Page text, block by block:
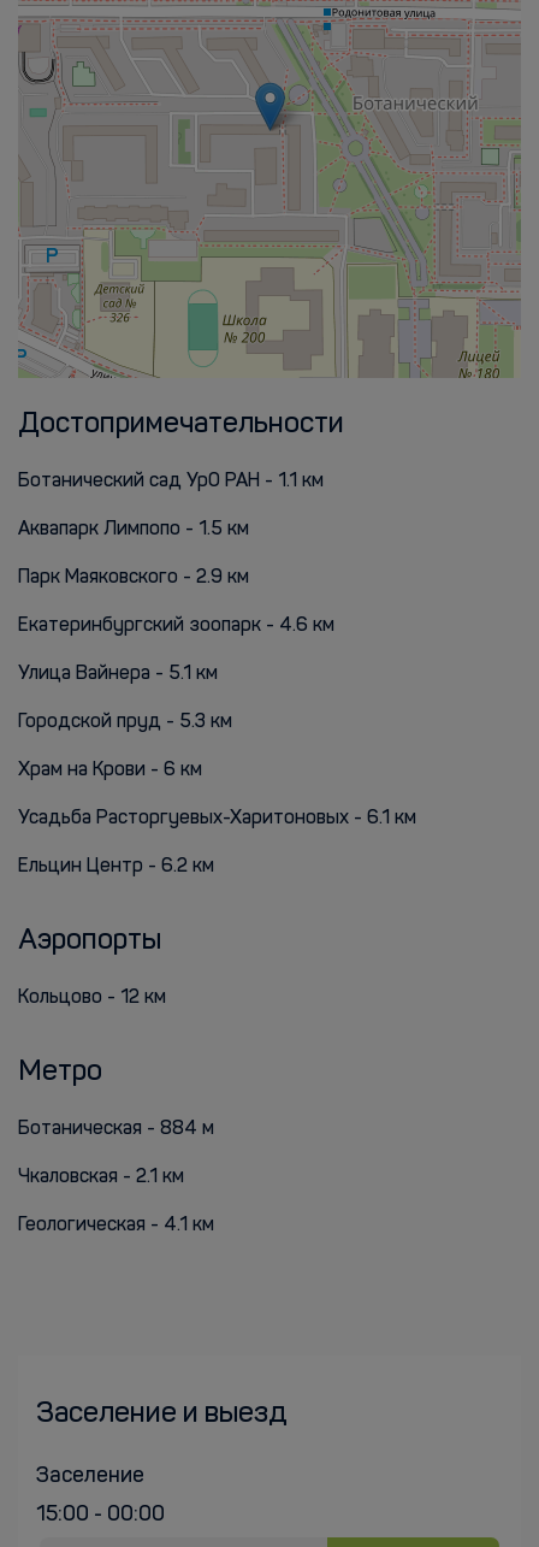
Достопримечательности
Ботанический сад УрО РАН - 1.1 км
Аквапарк Лимпопо - 1.5 км
Парк Маяковского - 2.9 км
Екатеринбургский зоопарк - 4.6 км
Улица Вайнера - 5.1 км
Городской пруд - 5.3 км
Храм на Крови - 6 км
Усадьба Расторгуевых-Харитоновых - 6.1 км
Ельцин Центр - 6.2 км
Аэропорты
Кольцово - 12 км
Метро
Ботаническая - 884 м
Чкаловская - 2.1 км
Геологическая - 4.1 км
Заселение и выезд
Заселение
15:00 - 00:00